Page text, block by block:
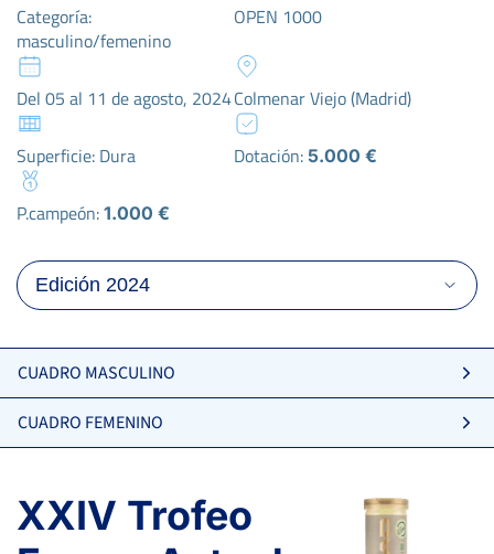
Categoría:
masculino/femenino
OPEN 1000
Del 05 al 11 de agosto, 2024Colmenar Viejo (Madrid)
Superficie: Dura Dotación: 5.000 €
P.campeón: 1.000 €
CUADRO MASCULINO
CUADRO FEMENINO
XXIV Trofeo